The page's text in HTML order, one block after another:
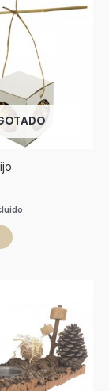
precios:
desde
12,95 €
hasta
15,25 €